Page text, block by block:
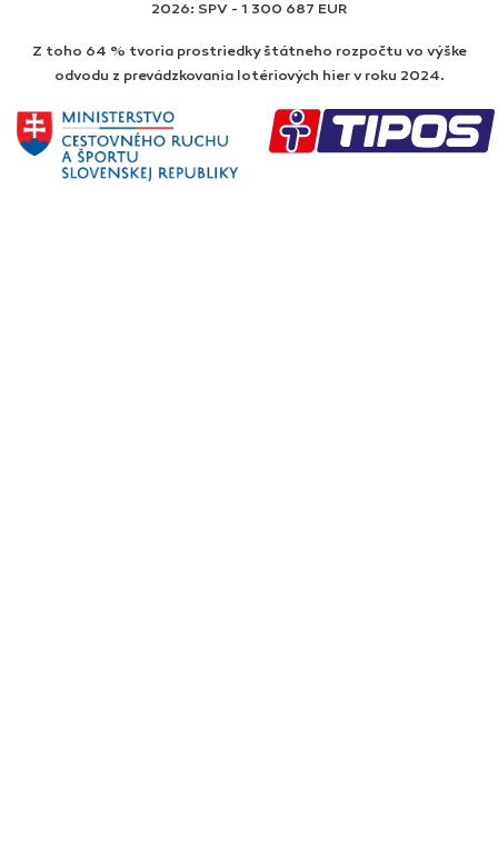
2026: SPV - 1 300 687 EUR
Z toho 64 % tvoria prostriedky štátneho rozpočtu vo výške
odvodu z prevádzkovania lotériových hier v roku 2024.